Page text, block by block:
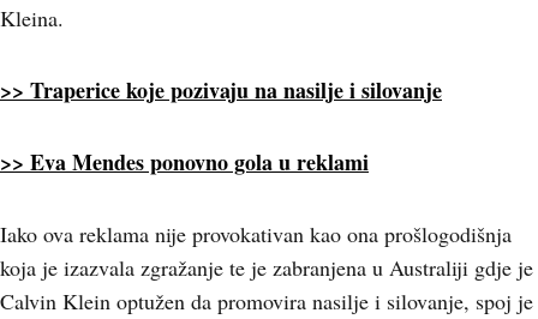
Kleina.
>> Traperice koje pozivaju na nasilje i silovanje
>> Eva Mendes ponovno gola u reklami
Iako ova reklama nije provokativan kao ona prošlogodišnja
koja je izazvala zgražanje te je zabranjena u Australiji gdje je
Calvin Klein optužen da promovira nasilje i silovanje, spoj je